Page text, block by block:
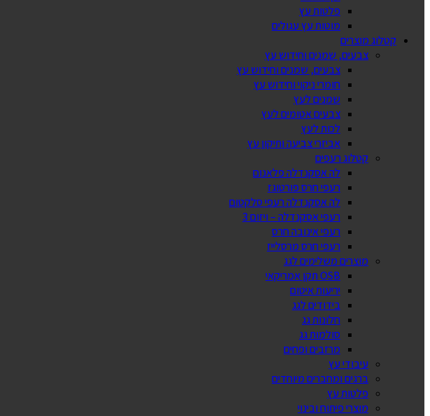
פלטות עץ
מוטות עץ עגולים
קטלוג מוצרים
צבעים, שמנים וחידוש עץ
צבעים, שמנים וחידוש עץ
חומרי ניקוי וחידוש עץ
שמנים לעץ
צבעים אטומים לעץ
לכות לעץ
אביזרי צביעה ותיקון עץ
קטלוג רעפים
לה אסקנדלה פלאנום
רעפי חרס פורטוגז
לה אסקנדלה רעפי סלקטום
רעפי אסקנדלה – ויזום 3
רעפי אינובה חרס
רעפי חרס מרסלייז
מוצרים משלימים לגג
OSB תקן אמריקאי
יריעות איטום
בידודים לגג
חלונות גג
סולמות גג
מרזבים ופחים
עיבודי עץ
ברגים ומחברים מיוחדים
פלטות עץ
מוצרי פיתוח ובינוי